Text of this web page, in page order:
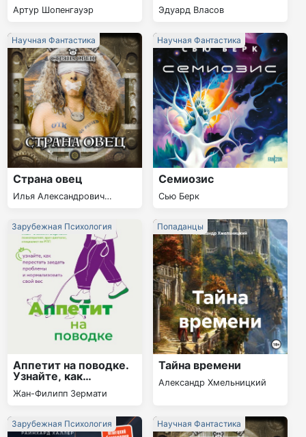
Артур Шопенгауэр Эдуард Власов
Страна овец
Илья Александрович
Научная Фантастика
Семиозис
Сью Берк
Научная Фантастика
Аппетит на поводке.
Узнайте, как
перестать заедать
проблемы и
вес
Жан-Филипп Зермати
Зарубежная Психология
Тайна времени
Александр Хмельницкий
Попаданцы
Зарубежная Психология Научная Фантастика